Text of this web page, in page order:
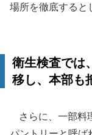
場所を徹底すると
衛生検査では
移し、本部も
さらに、一部料